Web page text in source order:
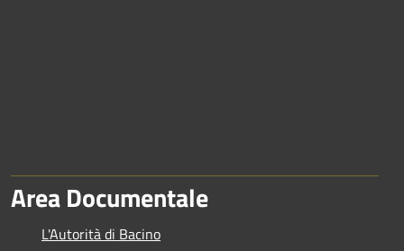
Area Documentale
L'Autorità di Bacino